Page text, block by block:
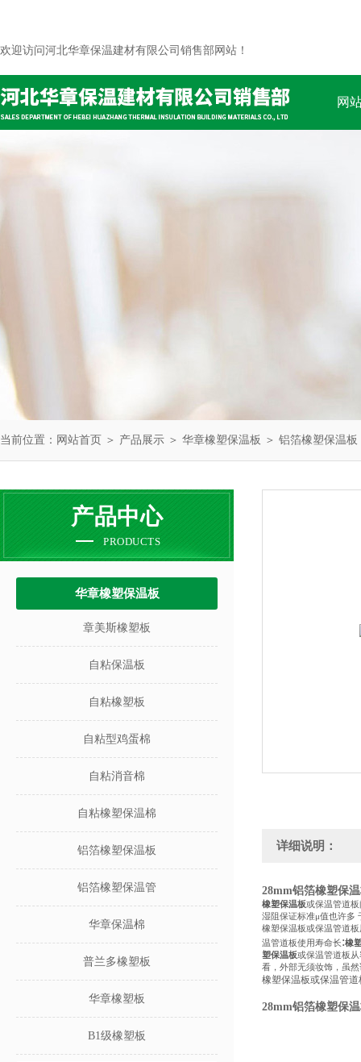
欢迎访问河北华章保温建材有限公司销售部网站！
网
当前位置： 网站首页 ＞ 产品展示 ＞ 华章橡塑保温板 ＞ 铝箔橡塑保温板
产品中心
PRODUCTS
华章橡塑保温板
章美斯橡塑板
自粘保温板
自粘橡塑板
自粘型鸡蛋棉
自粘消音棉
自粘橡塑保温棉
铝箔橡塑保温板
铝箔橡塑保温管
华章保温棉
普兰多橡塑板
华章橡塑板
B1级橡塑板
详细说明：
28mm铝箔橡塑保
橡塑保温板或保温管道
湿阻保证标准μ值也许多
橡塑保温板或保温管道
温管道板使用寿命长:橡
塑保温板或保温管道板
看，外部无须妆饰，虽
橡塑保温板或保温管
28mm铝箔橡塑保